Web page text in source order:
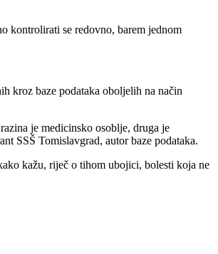
kontrolirati se redovno, barem jednom
kroz baze podataka oboljelih na način
je medicinsko osoblje, druga je
SSŠ Tomislavgrad, autor baze podataka.
kažu, riječ o tihom ubojici, bolesti koja ne